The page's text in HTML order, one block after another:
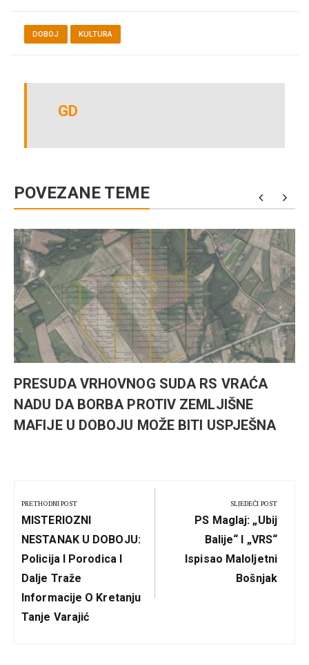
DOBOJ KULTURA
GD
POVEZANE TEME
PRESUDA VRHOVNOG SUDA RS VRAĆA
NADU DA BORBA PROTIV ZEMLJIŠNE
MAFIJE U DOBOJU MOŽE BITI USPJEŠNA
članka
PRETHODNI POST
Previous
Post:
MISTERIOZNI
NESTANAK U DOBOJU:
Policija I Porodica I
Dalje Traže
Informacije O Kretanju
Tanje Varajić
SLJEDEĆI POST
Next
Post:
PS Maglaj: „Ubij
Balije“ I „VRS“
Ispisao Maloljetni
Bošnjak